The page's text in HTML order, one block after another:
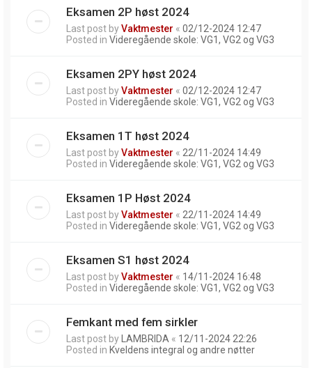
Eksamen 2P høst 2024
Last post byVaktmester « 02/12-2024 12:47
Posted in Videregående skole: VG1, VG2 og VG3
Eksamen 2PY høst 2024
Last post byVaktmester « 02/12-2024 12:47
Posted in Videregående skole: VG1, VG2 og VG3
Eksamen 1T høst 2024
Last post byVaktmester « 22/11-2024 14:49
Posted in Videregående skole: VG1, VG2 og VG3
Eksamen 1P Høst 2024
Last post byVaktmester « 22/11-2024 14:49
Posted in Videregående skole: VG1, VG2 og VG3
Eksamen S1 høst 2024
Last post byVaktmester « 14/11-2024 16:48
Posted in Videregående skole: VG1, VG2 og VG3
Femkant med fem sirkler
Last post by LAMBRIDA « 12/11-2024 22:26
Posted in Kveldens integral og andre nøtter